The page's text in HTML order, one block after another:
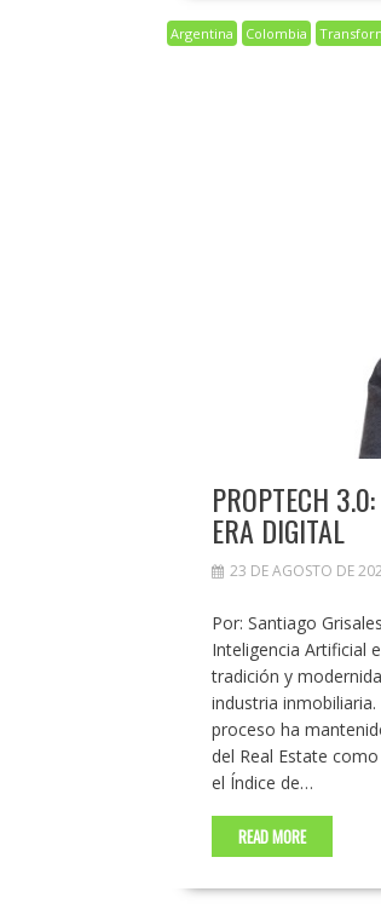
Argentina Colombia
PROPTECH
ERA DIGITAL
23 DE AGOSTO DE
Por: Santiago
Inteligencia Artificial
tradición y
industria
proceso ha
del Real Estate
el Índice de…
READ MORE